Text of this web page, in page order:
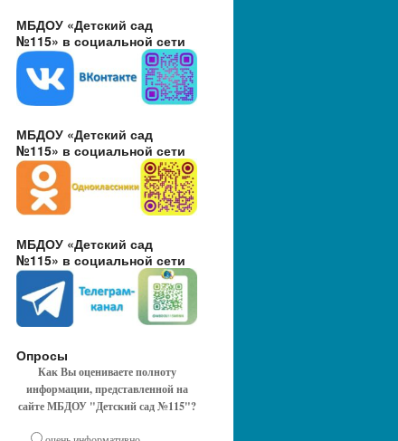
МБДОУ «Детский сад
№115» в социальной сети
МБДОУ «Детский сад
№115» в социальной сети
МБДОУ «Детский сад
№115» в социальной сети
Опросы
Как Вы оцениваете полноту
информации, представленной на
сайте МБДОУ "Детский сад №115"?